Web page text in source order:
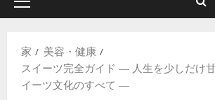
ッ
プ
マ
リ
メ
家
美容・健康
スイーツ完全ガイド ― 人生を少しだけ
イーツ文化のすべて ―